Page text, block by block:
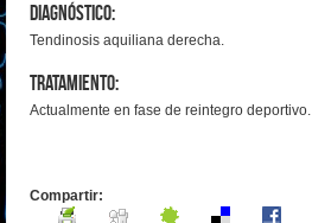
Diagnóstico:
Tendinosis aquiliana derecha.
Tratamiento:
Actualmente en fase de reintegro deportivo.
Compartir: